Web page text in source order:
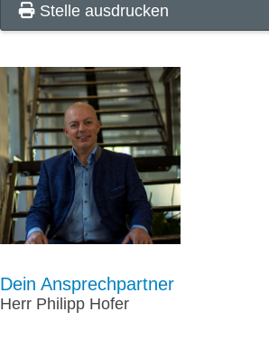
Stelle ausdrucken
Dein Ansprechpartner
Herr Philipp Hofer